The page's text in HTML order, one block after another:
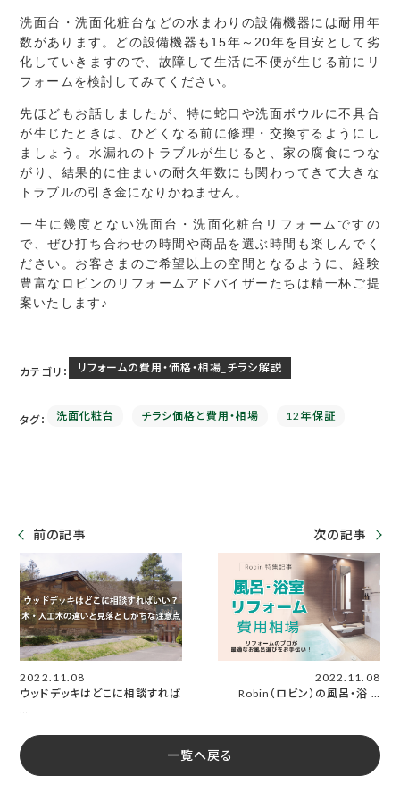
洗面台・洗面化粧台などの水まわりの設備機器には耐用年
数があります。どの設備機器も15年～20年を目安として劣
化していきますので、故障して生活に不便が生じる前にリ
フォームを検討してみてください。
先ほどもお話しましたが、特に蛇口や洗面ボウルに不具合
が生じたときは、ひどくなる前に修理・交換するようにし
ましょう。水漏れのトラブルが生じると、家の腐食につな
がり、結果的に住まいの耐久年数にも関わってきて大きな
トラブルの引き金になりかねません。
一生に幾度とない洗面台・洗面化粧台リフォームですの
で、ぜひ打ち合わせの時間や商品を選ぶ時間も楽しんでく
ださい。お客さまのご希望以上の空間となるように、経験
豊富なロビンのリフォームアドバイザーたちは精一杯ご提
案いたします♪
カテゴリ： リフォームの費用・価格・相場_チラシ解説
タグ： 洗面化粧台 チラシ価格と費用・相場 12年保証
前の記事
2022.11.08
ウッドデッキはどこに相談すれば
一覧へ戻る
次の記事
2022.11.08
Robin（ロビン）の風呂・浴 …